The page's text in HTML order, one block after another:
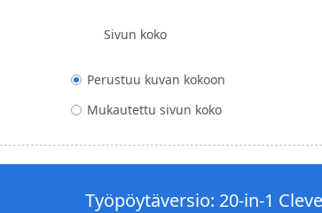
Sivun koko
Perustuu kuvan kokoon
Mukautettu sivun koko
Työpöytäversio: 20-in-1